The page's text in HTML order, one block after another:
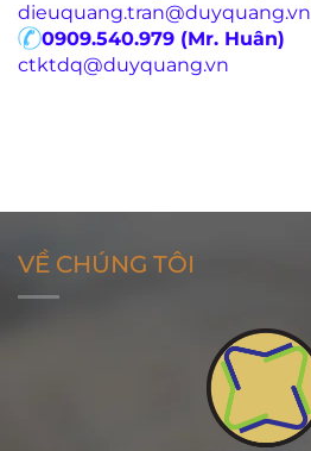
dieuquang.tran@duyquang.vn
0909.540.979 (Mr. Huân)
ctktdq@duyquang.vn
VỀ CHÚNG TÔI